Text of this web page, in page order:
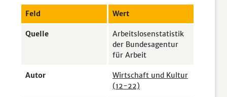
Feld Wert
Quelle
Arbeitslosenstatistik
der Bundesagentur
für Arbeit
Autor
Wirtschaft und Kultur
(12-22)